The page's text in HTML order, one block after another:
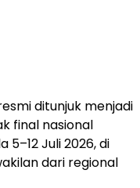
ditunjuk menjadi
final nasional
Juli 2026, di
dari regional